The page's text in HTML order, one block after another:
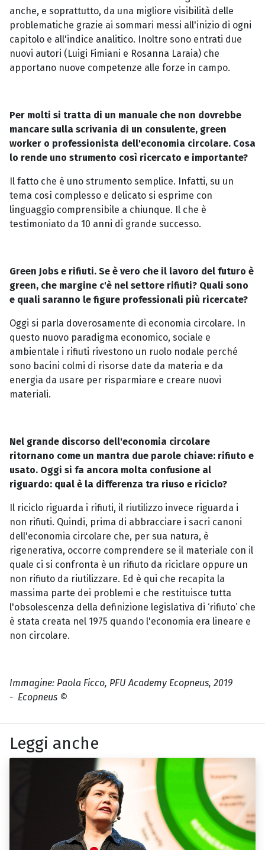
anche, e soprattutto, da una migliore visibilità delle
problematiche grazie ai sommari messi all'inizio di ogni
capitolo e all'indice analitico. Inoltre sono entrati due
nuovi autori (Luigi Fimiani e Rosanna Laraia) che
apportano nuove competenze alle forze in campo.
Per molti si tratta di un manuale che non dovrebbe
mancare sulla scrivania di un consulente, green
worker o professionista dell'economia circolare. Cosa
lo rende uno strumento così ricercato e importante?
Il fatto che è uno strumento semplice. Infatti, su un
tema così complesso e delicato si esprime con
linguaggio comprensibile a chiunque. Il che è
testimoniato da 10 anni di grande successo.
Green Jobs e rifiuti. Se è vero che il lavoro del futuro è
green, che margine c'è nel settore rifiuti? Quali sono
e quali saranno le figure professionali più ricercate?
Oggi si parla doverosamente di economia circolare. In
questo nuovo paradigma economico, sociale e
ambientale i rifiuti rivestono un ruolo nodale perché
sono bacini colmi di risorse date da materia e da
energia da usare per risparmiare e creare nuovi
materiali.
Nel grande discorso dell'economia circolare
ritornano come un mantra due parole chiave: rifiuto e
usato. Oggi si fa ancora molta confusione al
riguardo: qual è la differenza tra riuso e riciclo?
Il riciclo riguarda i rifiuti, il riutilizzo invece riguarda i
non rifiuti. Quindi, prima di abbracciare i sacri canoni
dell'economia circolare che, per sua natura, è
rigenerativa, occorre comprendere se il materiale con il
quale ci si confronta è un rifiuto da riciclare oppure un
non rifiuto da riutilizzare. Ed è qui che recapita la
massima parte dei problemi e che restituisce tutta
l'obsolescenza della definizione legislativa di ‘rifiuto’ che
è stata creata nel 1975 quando l'economia era lineare e
non circolare.
Immagine: Paola Ficco, PFU Academy Ecopneus, 2019
- Ecopneus ©
Leggi anche